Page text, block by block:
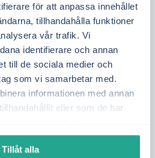
för att anpassa innehållet
tillhandahålla funktioner
vår trafik. Vi
identifierare och annan
till de sociala medier och
som vi samarbetar med.
informationen med annan
eller som de har
Tillåt alla
ofta är mer värd
vilket ger bättre
återbetalningstid.
ditt tak är lämpligt för
offertförfrågan
i Gnosjö – utan